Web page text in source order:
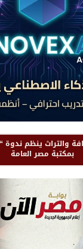
والتراث ينظم ندوة
بمكتبة مصر العامة